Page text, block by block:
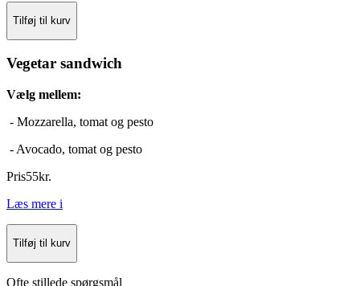
Tilføj til kurv
Vegetar sandwich
Vælg mellem:
- Mozzarella, tomat og pesto
- Avocado, tomat og pesto
Pris55kr.
Læs mere i
Tilføj til kurv
Ofte stillede spørgsmål